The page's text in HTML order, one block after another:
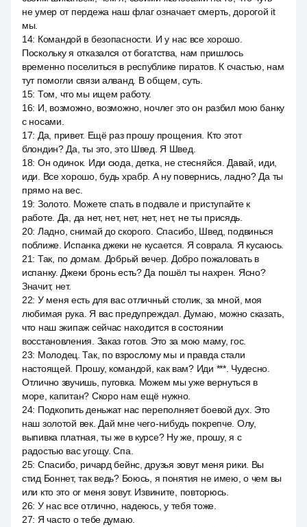
не умер от пердежа наш флаг означает смерть, дорогой it
мы.
14: Командой в безопасности. И у нас все хорошо.
Поскольку я отказался от богатства, нам пришлось
временно поселиться в республике пиратов. К счастью, нам
тут помогли связи алванд. В общем, суть.
15: Том, что мы ищем работу.
16: И, возможно, возможно, ночлег это он разбил мою банку
с носами.
17: Да, привет. Ещё раз прошу прощения. Кто этот
блондин? Да, ты это, это Швед. Я Швед.
18: Он одинок. Иди сюда, детка, не стесняйся. Давай, иди,
иди. Все хорошо, будь храбр. А ну повернись, ладно? Да ты
прямо на вес.
19: Золото. Можете спать в подвале и приступайте к
работе. Да, да нет, нет, нет, нет, нет, не ты присядь.
20: Ладно, снимай до скорого. Спасибо, Швед, подвинься
поближе. Испанка джеки не кусается. Я соврала. Я кусаюсь.
21: Так, по домам. Добрый вечер. Добро пожаловать в
испанку. Джеки бронь есть? Да пошёл ты нахрен. Ясно?
Значит, нет.
22: У меня есть для вас отличный столик, за мной, моя
любимая рука. Я вас предупреждал. Думаю, можно сказать,
что наш экипаж сейчас находится в состоянии
восстановления. Заказ готов. Это за мою маму, гос.
23: Молодец. Так, по взрослому мы и правда стали
настоящей. Прошу, командой, как вам? Иди ***. Чудесно.
Отлично звучишь, пуговка. Можем мы уже вернуться в
море, капитан? Скоро нам ещё нужно.
24: Подкопить деньжат нас переполняет боевой дух. Это
наш золотой век. Дай мне чего-нибудь покрепче. Олу,
выпивка платная, ты же в курсе? Ну же, прошу, я с
радостью вас угощу. Спа.
25: Спасибо, ричард бейнс, друзья зовут меня рики. Вы
стид Боннет, так ведь? Боюсь, я понятия не имею, о чем вы
или кто это or меня зовут. Извините, повторюсь.
26: У нас все отлично, надеюсь, у тебя тоже.
27: Я часто о тебе думаю.